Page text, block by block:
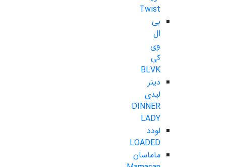
Twist
بی
ال
وی
کی
BLVK
دینر
لیدی
DINNER
LADY
لودد
LOADED
ماماسان